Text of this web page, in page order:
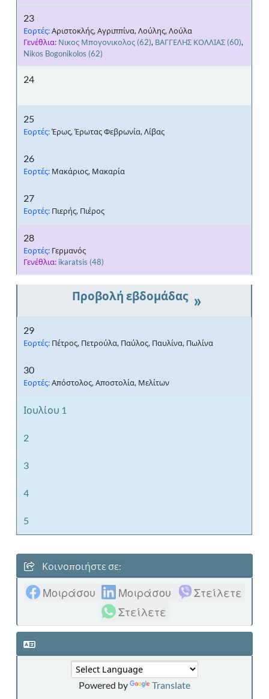
23
Εορτές:Αριστοκλής, Αγριππίνα, Λούλης, Λούλα
Γενέθλια: Νικος Μπογονικολος (62), ΒΑΓΓΕΛΗΣ ΚΟΛΛΙΑΣ (60),
Nikos Bogonikolos (62)
24
25
Εορτές:Έρως, Έρωτας Φεβρωνία, Λίβας
26
Εορτές: Μακάριος, Μακαρία
27
Εορτές: Πιερής, Πιέρος
28
Εορτές: Γερμανός
Γενέθλια: ikaratsis (48)
»
29
Εορτές: Πέτρος, Πετρούλα, Παύλος, Παυλίνα, Πωλίνα
30
Εορτές:Απόστολος, Αποστολία, Μελίτων
Ιουλίου 1
2
3
4
5
Κοινοποιήστε σε:
Μοιράσου Μοιράσου
Στείλετε
Στείλετε
Powered by Translate